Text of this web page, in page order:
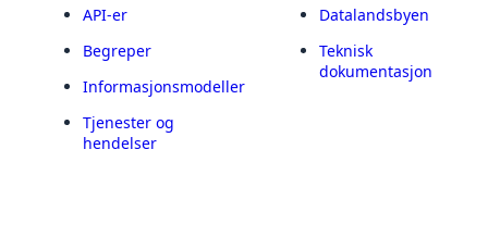
API-er
Begreper
Informasjonsmodeller
Tjenester og
hendelser
Datalandsbyen
Teknisk
dokumentasjon